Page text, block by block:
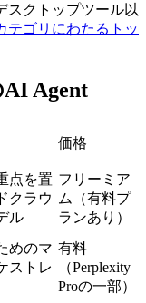
スクトップツール以
テゴリにわたるトッ
Agent
価格
点を置
クラウ
ル
フリーミア
ム（有料プ
ランあり）
めのマ
ストレ
有料
（Perplexity
Proの一部）